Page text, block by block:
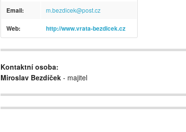
Email: m.bezdicek@post.cz
Web: http://www.vrata-bezdicek.cz
Kontaktní osoba:
Miroslav Bezdíček- majitel